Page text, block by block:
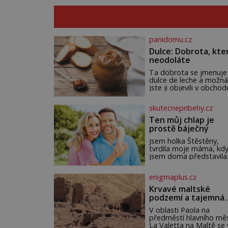
panidomu.cz
Dulce: Dobrota,
neodoláte
Ta dobrota se jmenuje
dulce de leche a
jste ji objevili v
ještě lepší. Název je
španělský a znamená
jednoduše „mléčná
sladkost“. Původ ovšem
není úplně jednoznačný,
autorství této receptury
pře hned několik
traduje,
skutecnepribehy.cz
Ten můj chlap je
prostě báječný
Jsem holka Štěstěny,
tvrdila moje máma,
jsem doma představila
neopustilo nikdy. Myslím,
že mi trochu záviděla,
nikdy jsem jí to neřekla.
Tátu měla ráda, ale co
pamatuji, tak jsme s
Mirkem byli zamilovaní
mnohem víc. Jsme
enigmaplus.cz
Krvavé maltské
podzemí a tajemná
Petra
V oblasti Paola na
předměstí hlavního
La Valetta na Maltě se